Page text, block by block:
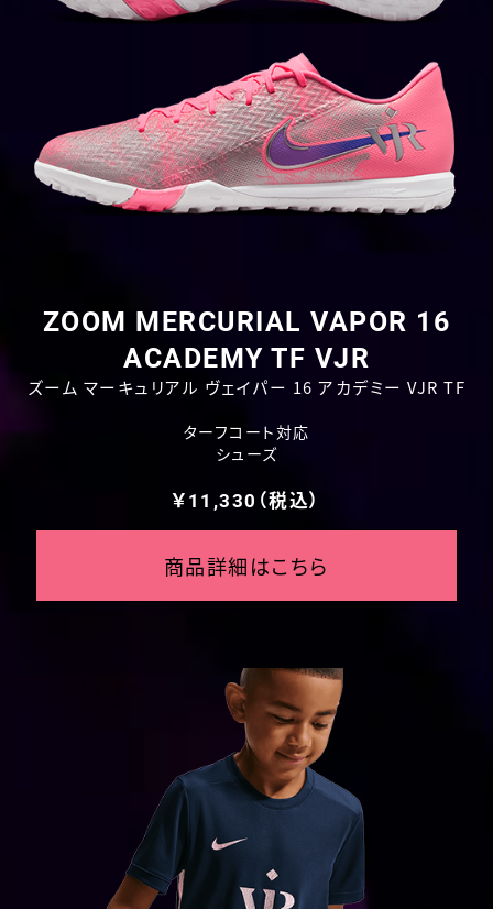
ZOOM MERCURIAL VAPOR 16
ACADEMY TF VJR
ズーム マーキュリアル ヴェイパー 16 アカデミー VJR TF
ターフコート対応
シューズ
￥11,330（税込）
商品詳細はこちら